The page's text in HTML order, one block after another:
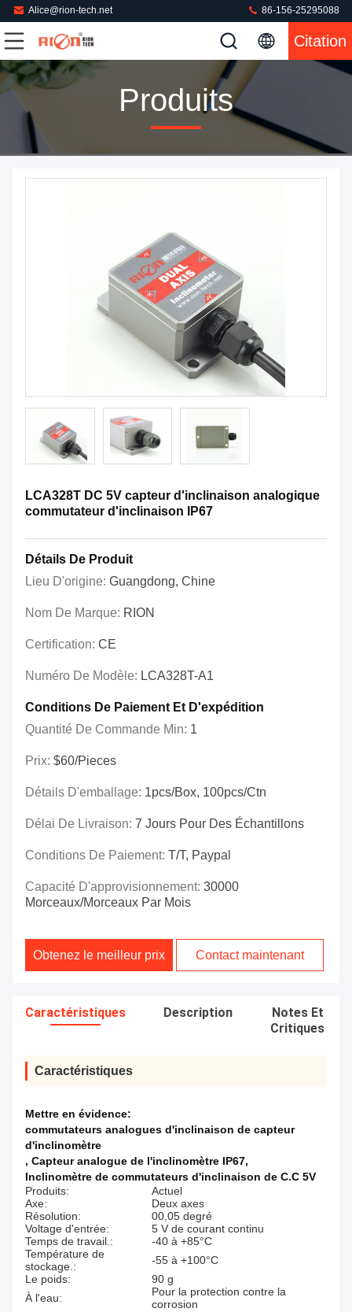
Alice@rion-tech.net 86-156-25295088
Citation
Produits
LCA328T DC 5V capteur d'inclinaison analogique
commutateur d'inclinaison IP67
Détails De Produit
Lieu D'origine: Guangdong, Chine
Nom De Marque: RION
Certification: CE
Numéro De Modèle: LCA328T-A1
Conditions De Paiement Et D'expédition
Quantité De Commande Min: 1
Prix: $60/Pieces
Détails D'emballage: 1pcs/box, 100pcs/ctn
Délai De Livraison: 7 Jours Pour Des Échantillons
Conditions De Paiement: T/T, Paypal
Capacité D'approvisionnement: 30000
Morceaux/morceaux Par Mois
Obtenez le meilleur prix Contact maintenant
Caractéristiques Description
Notes Et
Critiques
Caractéristiques
Mettre en évidence:
commutateurs analogues d'inclinaison de capteur
d'inclinomètre
, Capteur analogue de l'inclinomètre IP67,
Inclinomètre de commutateurs d'inclinaison de C.C 5V
Produits:
Actuel
Axe:
Deux axes
Résolution:
00,05 degré
Voltage d'entrée:
5 V de courant continu
Temps de travail.:
-40 à +85°C
Température de
stockage.:
-55 à +100°C
Le poids:
90 g
À l'eau:
Pour la protection contre la
corrosion